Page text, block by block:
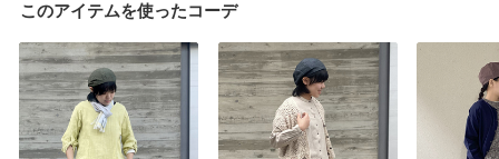
このアイテムを使ったコーデ